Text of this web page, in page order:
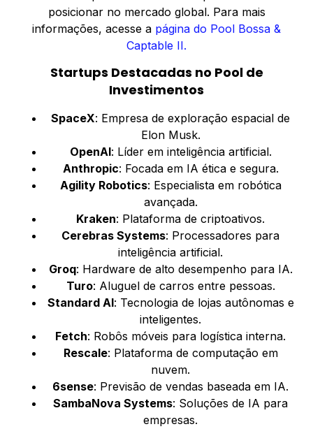
posicionar no mercado global. Para mais
informações, acesse a página do Pool Bossa &
Captable II.
Startups Destacadas no Pool de
Investimentos
SpaceX: Empresa de exploração espacial de
Elon Musk.
OpenAI: Líder em inteligência artificial.
Anthropic: Focada em IA ética e segura.
Agility Robotics: Especialista em robótica
avançada.
Kraken: Plataforma de criptoativos.
Cerebras Systems: Processadores para
inteligência artificial.
Groq: Hardware de alto desempenho para IA.
Turo: Aluguel de carros entre pessoas.
Standard AI: Tecnologia de lojas autônomas e
inteligentes.
Fetch: Robôs móveis para logística interna.
Rescale: Plataforma de computação em
nuvem.
6sense: Previsão de vendas baseada em IA.
SambaNova Systems: Soluções de IA para
empresas.